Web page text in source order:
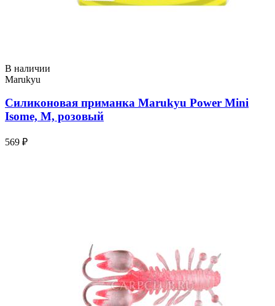
В наличии
Marukyu
Силиконовая приманка Marukyu Power Mini
Isome, M, розовый
569 ₽